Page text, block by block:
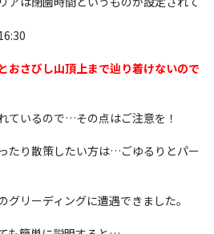
おさびし山頂上まで辿り着けないので
ているので…その点はご注意を！
たり散策したい方は…ごゆるりとパー
リーディングに遭遇できました。